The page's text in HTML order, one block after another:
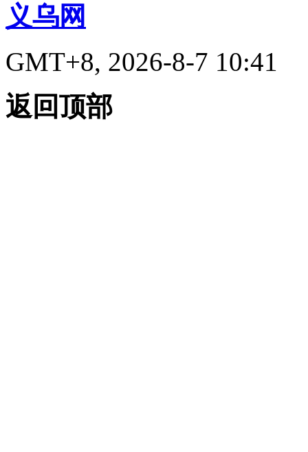
义乌网
GMT+8, 2026-8-7 10:41
返回顶部